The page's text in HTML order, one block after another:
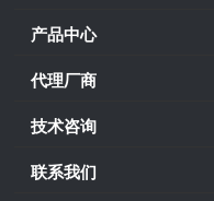
产品中心
代理厂商
技术咨询
联系我们